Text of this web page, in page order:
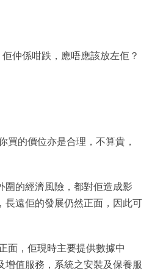
仲係咁跌，應唔應該放左佢？
買的價位亦是合理，不算貴，
圍的經濟風險，都對佢造成影
長遠佢的發展仍然正面，因此可
面，佢現時主要提供數據中
增值服務，系統之安裝及保養服